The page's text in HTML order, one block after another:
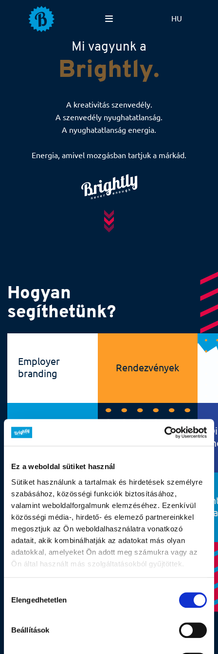
Ez a weboldal sütiket használ
Sütiket használunk a tartalmak és hirdetések személyre
szabásához, közösségi funkciók biztosításához,
valamint weboldalforgalmunk elemzéséhez. Ezenkívül
közösségi média-, hirdető- és elemező partnereinkkel
megosztjuk az Ön weboldalhasználatra vonatkozó
adatait, akik kombinálhatják az adatokat más olyan
adatokkal, amelyeket Ön adott meg számukra vagy az
Ön által használt más szolgáltatásokból gyűjtöttek.
kiválasztása
Elengedhetetlen
Beállítások
REFERENCIÁINK
MIBEN SEGÍTHETÜNK?
MUNKÁINK
DOLGOZZ VELÜNK!
KAPCSOLAT
HU
Mi vagyunk a
Brightly.
A kreativitás szenvedély.
A szenvedély nyughatatlanság.
A nyughatatlanság energia.
Energia, amivel mozgásban tartjuk a márkád.
Hogyan
segíthetünk?
Employer
branding
Rendezvények
Arculattervezés
Social media Stratégiatervezés